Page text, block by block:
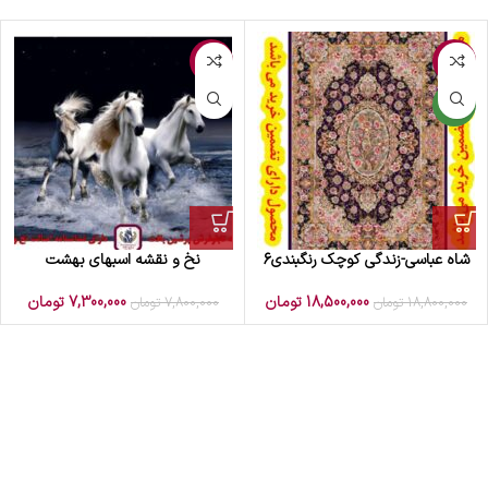
-2%
جدید
شاه عباسی-زندگی کوچک رنگبندی6
18,800,000 تومان 18,500,000تومان
-6%
نخ و نقشه اسبهای بهشت
7,800,000 تومان 7,300,000تومان